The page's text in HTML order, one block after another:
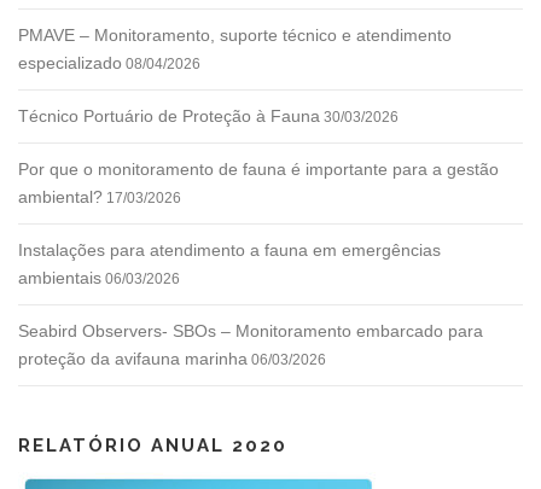
o
r
o
s
t
PMAVE – Monitoramento, suporte técnico e atendimento
especializado 08/04/2026
Técnico Portuário de Proteção à Fauna 30/03/2026
Por que o monitoramento de fauna é importante para a gestão
ambiental? 17/03/2026
Instalações para atendimento a fauna em emergências
ambientais 06/03/2026
Seabird Observers- SBOs – Monitoramento embarcado para
proteção da avifauna marinha 06/03/2026
RELATÓRIO ANUAL 2020